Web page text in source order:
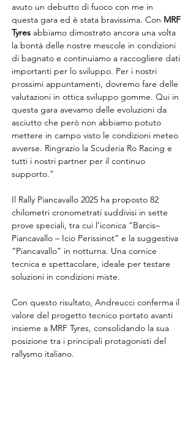
avuto un debutto di fuoco con me in
questa gara ed è stata bravissima. Con MRF
Tyres abbiamo dimostrato ancora una volta
la bontà delle nostre mescole in condizioni
di bagnato e continuiamo a raccogliere dati
importanti per lo sviluppo. Per i nostri
prossimi appuntamenti, dovremo fare delle
valutazioni in ottica sviluppo gomme. Qui in
questa gara avevamo delle evoluzioni da
asciutto che però non abbiamo potuto
mettere in campo visto le condizioni meteo
avverse. Ringrazio la Scuderia Ro Racing e
tutti i nostri partner per il continuo
supporto.”
Il Rally Piancavallo 2025 ha proposto 82
chilometri cronometrati suddivisi in sette
prove speciali, tra cui l’iconica “Barcis–
Piancavallo – Icio Perissinot” e la suggestiva
“Piancavallo” in notturna. Una cornice
tecnica e spettacolare, ideale per testare
soluzioni in condizioni miste.
Con questo risultato, Andreucci conferma il
valore del progetto tecnico portato avanti
insieme a MRF Tyres, consolidando la sua
posizione tra i principali protagonisti del
rallysmo italiano.